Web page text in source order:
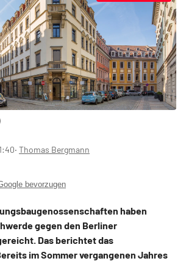
‧ Thomas Bergmann
bevorzugen
haben
gegen den Berliner
Das berichtet das
im Sommer vergangenen Jahres